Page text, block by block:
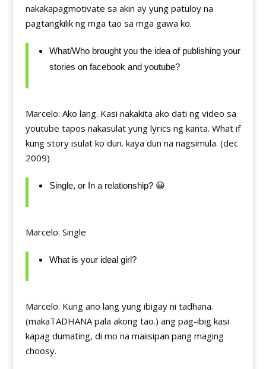
nakakapagmotivate sa akin ay yung patuloy na
pagtangkilik ng mga tao sa mga gawa ko.
What/Who brought you the idea of publishing your
stories on facebook and youtube?
Marcelo: Ako lang. Kasi nakakita ako dati ng video sa
youtube tapos nakasulat yung lyrics ng kanta. What if
kung story isulat ko dun. kaya dun na nagsimula. (dec
2009)
Single, or In a relationship? 😀
Marcelo: Single
What is your ideal girl?
Marcelo: Kung ano lang yung ibigay ni tadhana.
(makaTADHANA pala akong tao.) ang pag-ibig kasi
kapag dumating, di mo na maiisipan pang maging
choosy.